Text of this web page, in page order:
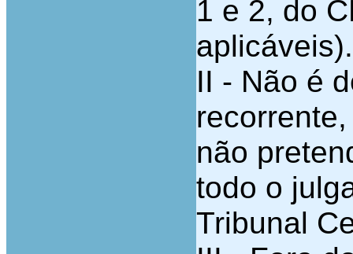
1 e 2, do
aplicáveis).
II - Não é
não
todo o
Tribunal